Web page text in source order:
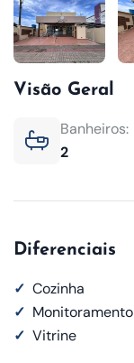
Visão Geral
Banheiros:
2
Diferenciais
✓ Cozinha
✓ Monitoramento
✓ Vitrine